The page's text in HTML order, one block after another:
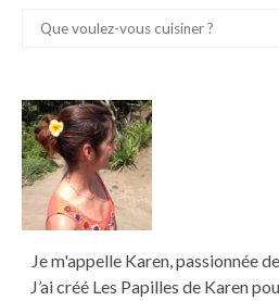
Je m'appelle Karen, passionnée
J’ai créé Les Papilles de Karen